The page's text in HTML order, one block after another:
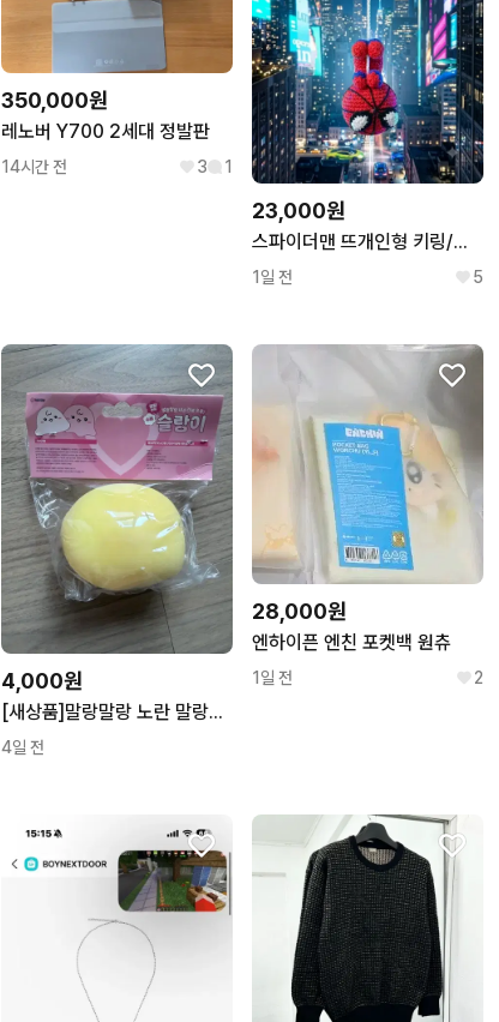
350,000원
레노버 Y700 2세대 정발판
14시간 전 3 1
23,000원
스파이더맨 뜨개인형 키링/가방걸이
1일 전 5
4,000원
[새상품]말랑말랑 노란 말랑이 슬랑이
4일 전
28,000원
엔하이픈 엔친 포켓백 원츄
1일 전 2